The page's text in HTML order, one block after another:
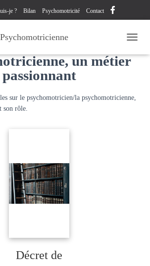
je ? Bilan Psychomotricité Contact
ou
un métier
passionnant
sur le psychomotricien/la psychomotricienne,
son rôle.
Décret de